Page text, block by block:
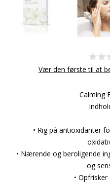
Vær den første til at
Calming
• Rig på antioxidanter
• Nærende og beroligende
og
•